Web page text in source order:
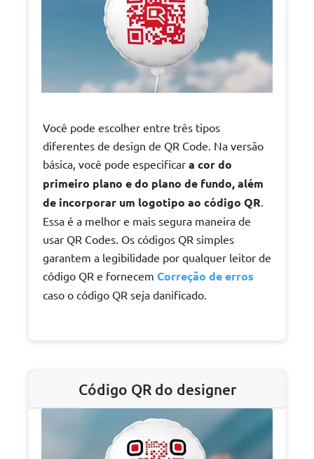
Você pode escolher entre três tipos
diferentes de design de QR Code. Na versão
básica, você pode especificar a cor do
primeiro plano e do plano de fundo, além
de incorporar um logotipo ao código QR.
Essa é a melhor e mais segura maneira de
usar QR Codes. Os códigos QR simples
garantem a legibilidade por qualquer leitor de
código QR e fornecem Correção de erros
caso o código QR seja danificado.
Código QR do designer